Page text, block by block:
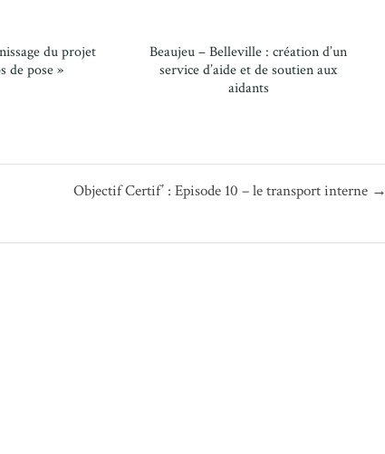
du projet
de pose »
Beaujeu – Belleville : création d’un
service d’aide et de soutien aux
aidants
Objectif Certif’ : Episode 10 – le transport interne →